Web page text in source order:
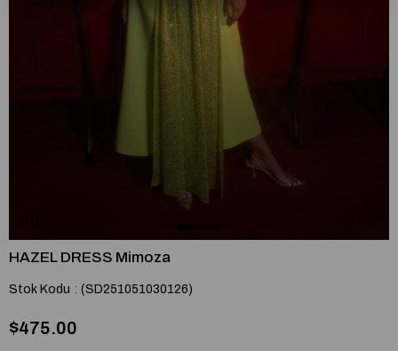
HAZEL DRESS Mimoza
Stok Kodu (SD251051030126)
$475.00